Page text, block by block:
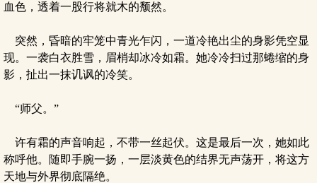
血色，透着一股行将就木的颓然。
突然，昏暗的牢笼中青光乍闪，一道冷艳出尘的身影凭空显
现。一袭白衣胜雪，眉梢却冰冷如霜。她冷冷扫过那蜷缩的身
影，扯出一抹讥讽的冷笑。
“师父。”
许有霜的声音响起，不带一丝起伏。这是最后一次，她如此
称呼他。随即手腕一扬，一层淡黄色的结界无声荡开，将这方
天地与外界彻底隔绝。